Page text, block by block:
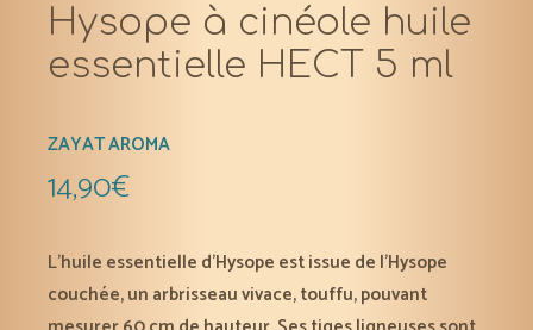
Hysope à cinéole huile
essentielle HECT 5 ml
ZAYAT AROMA
14,90€
L’huile essentielle d’Hysope est issue de l’Hysope
couchée, un arbrisseau vivace, touffu, pouvant